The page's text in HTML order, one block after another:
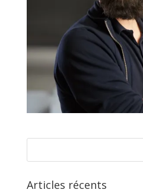
Articles récents